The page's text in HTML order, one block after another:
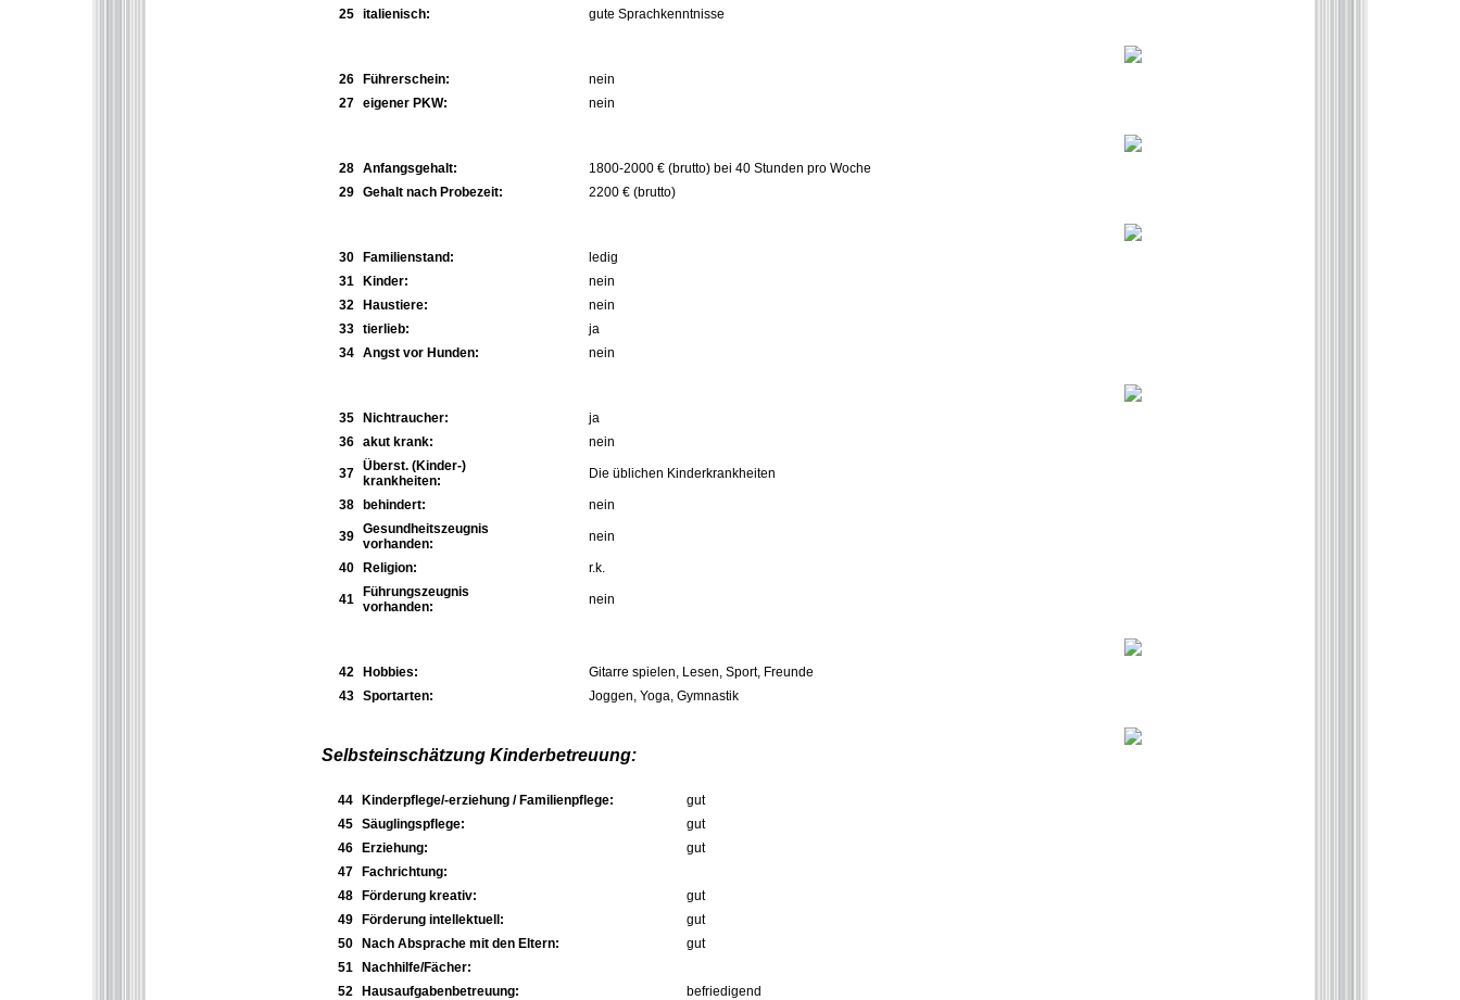
25 italienisch: gute Sprachkenntnisse
26 Führerschein:
nein
27 eigener PKW: nein
28 Anfangsgehalt:
1800-2000 € (brutto) bei 40 Stunden pro Woche
29 Gehalt nach Probezeit: 2200 € (brutto)
30 Familienstand:
ledig
31
Kinder:
nein
32
Haustiere:
nein
33 tierlieb:
ja
34 Angst vor Hunden: nein
35 Nichtraucher:
ja
36 akut krank: nein
37 Überst. (Kinder-)
krankheiten:
Die üblichen Kinderkrankheiten
38 behindert: nein
39 Gesundheitszeugnis
vorhanden:
nein
40 Religion: r.k.
41
Führungszeugnis
vorhanden:
nein
42 Hobbies:
Gitarre spielen, Lesen, Sport, Freunde
43 Sportarten: Joggen, Yoga, Gymnastik
Selbsteinschätzung Kinderbetreuung:
44 Kinderpflege/-erziehung / Familienpflege:
gut
45 Säuglingspflege:
gut
46
Erziehung:
gut
47
Fachrichtung:
48
Förderung kreativ:
gut
49
Förderung intellektuell:
gut
50
Nach Absprache mit den Eltern:
gut
51
Nachhilfe/Fächer:
52
Hausaufgabenbetreuung:
befriedigend